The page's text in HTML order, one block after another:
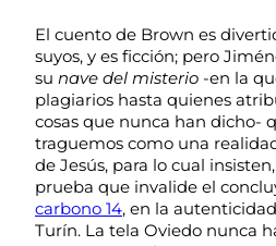
El cuento de Brown es
suyos, y es ficción; pero
su nave del misterio -en la
plagiarios hasta quienes
cosas que nunca han dicho-
traguemos como una
de Jesús, para lo cual
prueba que invalide el
carbono 14, en la
Turín. La tela Oviedo nunca